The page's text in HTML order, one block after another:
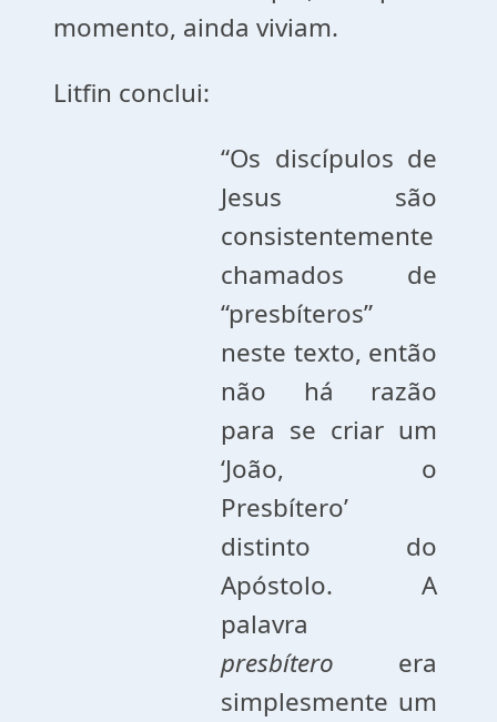
momento, ainda viviam.
Litfin conclui:
“Os discípulos de
Jesus são
consistentemente
chamados de
“presbíteros”
neste texto, então
não há razão
para se criar um
‘João, o
Presbítero’
distinto do
Apóstolo. A
palavra
presbítero era
simplesmente um